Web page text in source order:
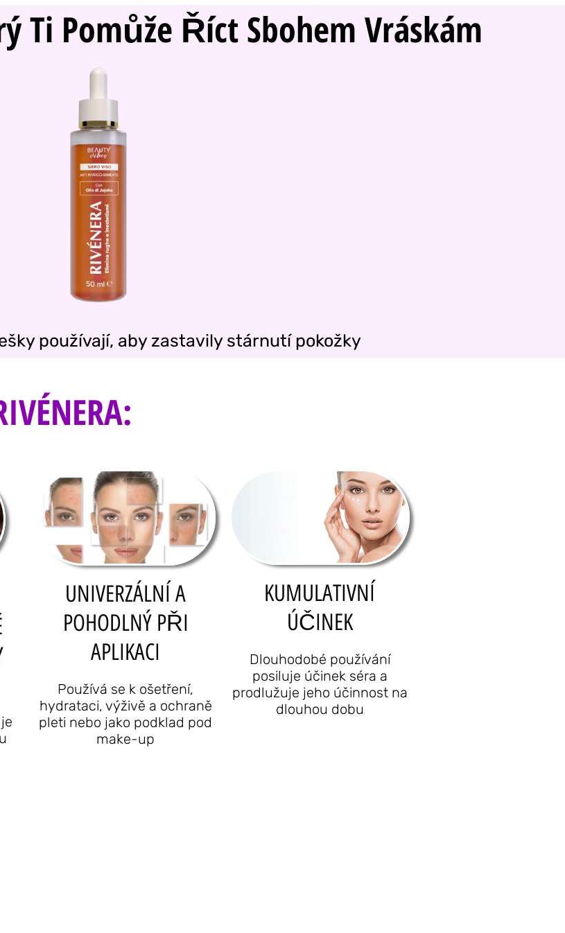
Ti Pomůže Říct Sbohem Vráskám
používají, aby zastavily stárnutí pokožky
UNIVERZÁLNÍ A
POHODLNÝ PŘI
APLIKACI
Používá se k ošetření,
hydrataci, výživě a ochraně
pleti nebo jako podklad pod
make-up
KUMULATIVNÍ
ÚČINEK
Dlouhodobé používání
posiluje účinek séra a
prodlužuje jeho účinnost na
dlouhou dobu